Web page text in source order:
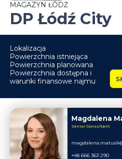
MAGAZYN ŁÓDŹ
DP Łódź City
Lokalizacja
Powierzchnia istniejąca
Powierzchnia planowana
Powierzchnia dostępna i
warunki finansowe najmu
Magdalena
Senior Consultant
+48 666 363 290